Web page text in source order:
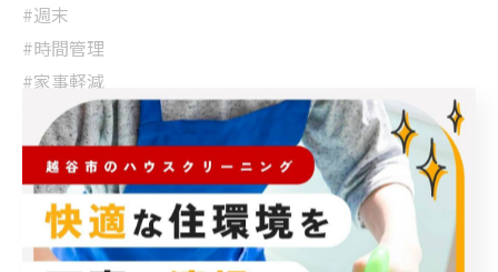
#週末
#時間管理
#家事軽減
越谷市でエアコン洗浄を提案
エアコン